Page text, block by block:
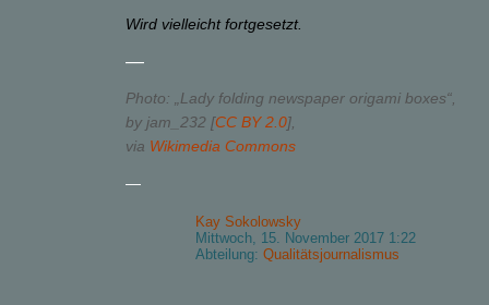
Wird vielleicht fortgesetzt.
—
Photo: „Lady folding newspaper origami boxes“,
by jam_232 [CC BY 2.0],
via Wikimedia Commons
—
Kay Sokolowsky
Mittwoch, 15. November 2017 1:22
Abteilung: Qualitätsjournalismus